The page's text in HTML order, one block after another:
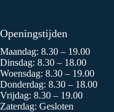
Openingstijden
Maandag: 8.30 – 19.00
Dinsdag: 8.30 – 18.00
Woensdag: 8.30 – 19.00
Donderdag: 8.30 – 18.00
Vrijdag: 8.30 – 19.00
Zaterdag: Gesloten